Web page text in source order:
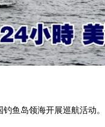
鱼岛领海开展巡航活动。